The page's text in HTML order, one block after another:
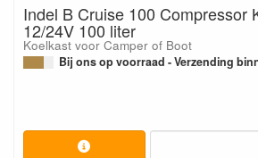
Indel B Cruise 100 Compressor
12/24V 100 liter
Koelkast voor Camper of Boot
Bij ons op voorraad - Verzending